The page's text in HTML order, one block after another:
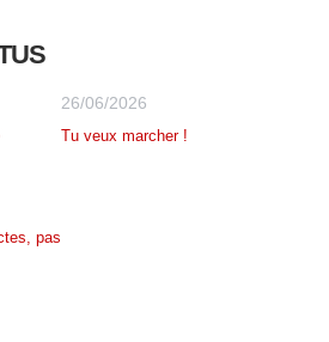
26/06/2026
Tu veux marcher !
pas